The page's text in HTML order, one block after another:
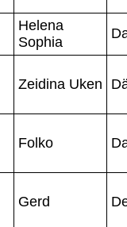
Helena
Sophia
Zeidina Uken
Folko
Gerd